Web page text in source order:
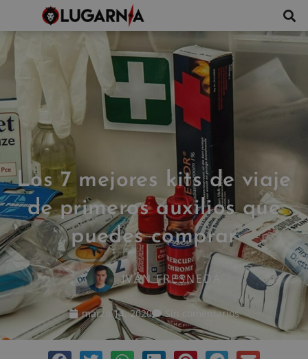
Los 7 mejores kits de viaje
de primeros auxilios que
puedes comprar
IVÁN FRESNEDA
marzo 14, 2020 Sin comentarios